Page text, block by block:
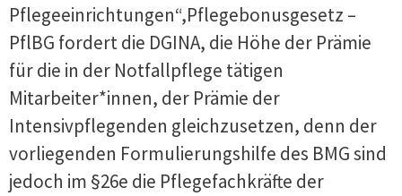
Pflegeeinrichtungen“,Pflegebonusgesetz –
PflBG fordert die DGINA, die Höhe der Prämie
für die in der Notfallpflege tätigen
Mitarbeiter*innen, der Prämie der
Intensivpflegenden gleichzusetzen, denn der
vorliegenden Formulierungshilfe des BMG sind
jedoch im §26e die Pflegefachkräfte der